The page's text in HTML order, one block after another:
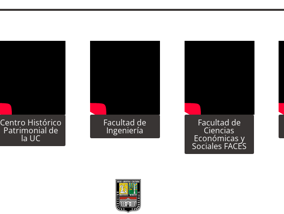
Centro Histórico
Patrimonial de
la UC
Facultad de
Ingeniería
Facultad de
Ciencias
Económicas y
Sociales FACES